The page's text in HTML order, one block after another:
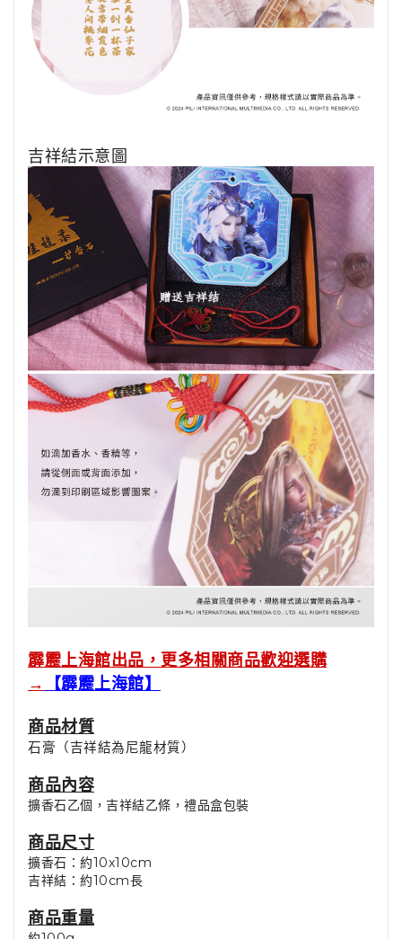
吉祥結示意圖
霹靂上海館出品，更多相關商品歡迎選購
→
【霹靂上海館】
商品材質
石膏（吉祥結為尼龍材質）
商品內容
擴香石乙個，吉祥結乙條，禮品盒包裝
商品尺寸
擴香石：約10x10cm
吉祥結：約10cm長
商品重量